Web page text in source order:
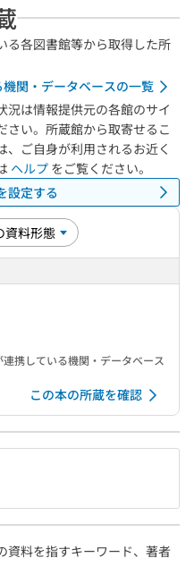
る各図書館等から取得した所
関・データベースの一覧
況は情報提供元の各館のサイ
さい。所蔵館から取寄せるこ
、ご自身が利用されるお近く
ヘルプ をご覧ください。
設定する
携している機関・データベース
この本の所蔵を確認
資料を指すキーワード、著者